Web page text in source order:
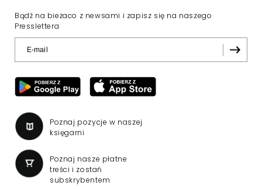
Bądź na bieżaco z newsami i zapisz się na naszego
Presslettera
Poznaj pozycje w naszej
księgarni
Poznaj nasze płatne
treści i zostań
subskrybentem